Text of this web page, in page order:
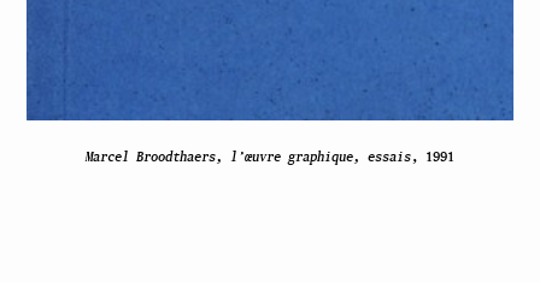
Marcel Broodthaers, l’œuvre graphique, essais, 1991